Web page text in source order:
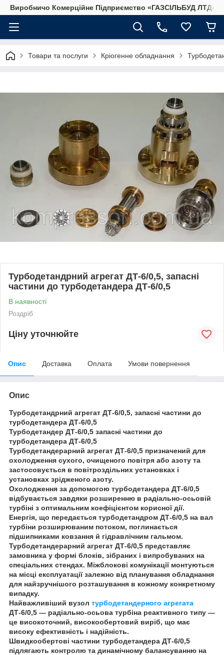
Виробничо Комерційне Підприємство «ГАЗСIЛЬБУД ЛТД»
Товари та послуги Кріогенне обладнання
Турбодетандрний агрегат ДТ-6/0,5, запасні
частини до турбодетандера ДТ-6/0,5
В наявності
Роздріб
Ціну уточнюйте
Опис Доставка Оплата Умови повернення
Опис
Турбодетандрний агрегат ДТ-6/0,5, запасні частини до
турбодетандера ДТ-6/0,5
Турбодетандер ДТ-6/0,5 запасні частини до
турбодетандера ДТ-6/0,5
Турбодетандерарний агрегат ДТ-6/0,5 призначений для
охолодження сухого, очищеного повітря або азоту та
застосовується в повітроздільних установках і
установках зрідженого азоту.
Охолодження за допомогою турбодетандера ДТ-6/0,5
відбувається завдяки розширенню в радіально-осьовій
турбіні з оптимальним коефіцієнтом корисної дії.
Енергія, що передається турбодетандром ДТ-6/0,5 на вал
турбіни розширюваним потоком, поглинається
підшипниками ковзання й гідравлічним гальмом.
Турбодетандерарний агрегат ДТ-6/0,5 представляє
замовника у формі блоків, зібраних і випробуваних на
спеціальних стендах. Міжблокові комунікації монтуються
на місці експлуатації залежно від планування обладнання
для найзручнішого розташування в кожному конкретному
випадку.
Найважливіший вузол турбодетандерного агрегата
ДТ-6/0,5 — радіально-осьова турбіна реактивного типу —
це високоточний, високообертовий виріб, що має
високу ефективність і надійність.
Швидкообертові частини турбодетандера ДТ-6/0,5
підлягають контролю та динамічному балансуванню на